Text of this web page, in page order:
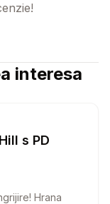
interesa
s PD
Hrana